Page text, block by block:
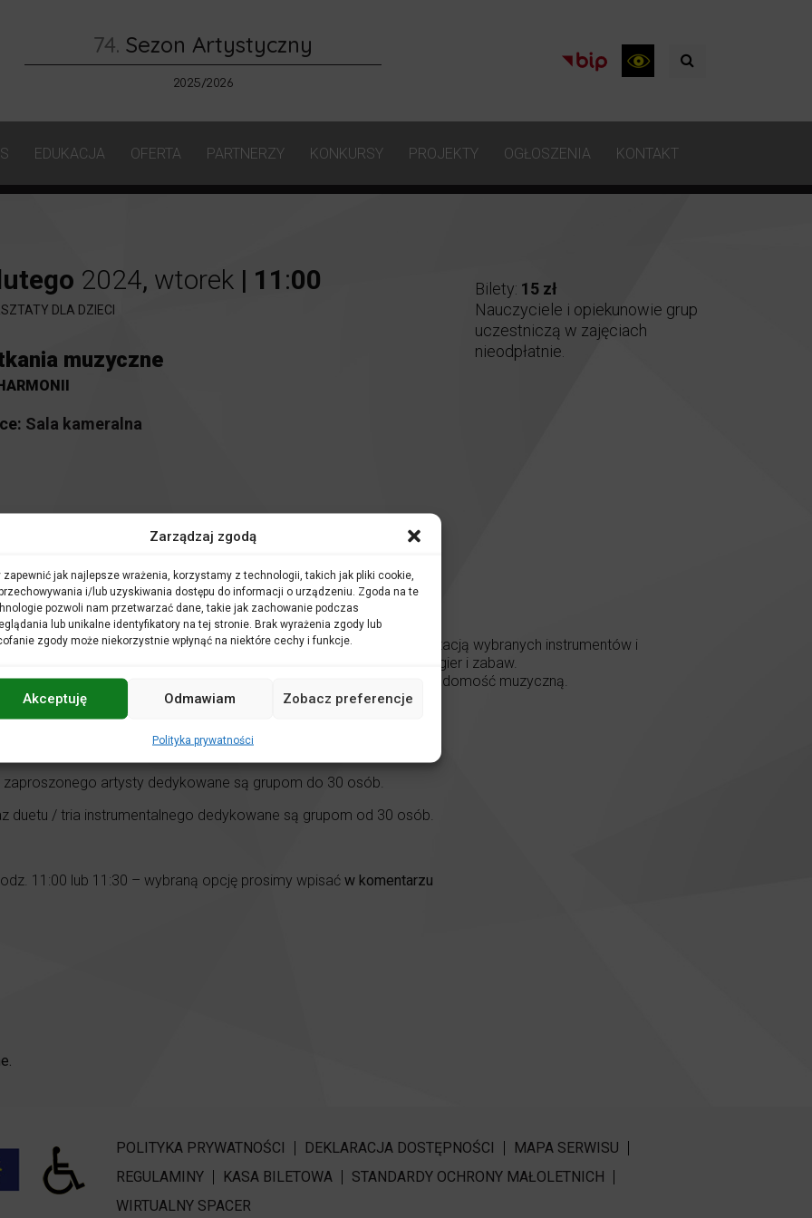
Zarządzaj zgodą
zapewnić jak najlepsze wrażenia, korzystamy z technologii, takich jak pliki cookie,
i/lub uzyskiwania dostępu do informacji o urządzeniu. Zgoda na te
pozwoli nam przetwarzać dane, takie jak zachowanie podczas
lub unikalne identyfikatory na tej stronie. Brak wyrażenia zgody lub
zgody może niekorzystnie wpłynąć na niektóre cechy i funkcje.
Akceptuję Odmawiam Zobacz preferencje
Polityka prywatności
74. Sezon Artystyczny
2025/2026
EDUKACJA OFERTA PARTNERZY KONKURSY PROJEKTY OGŁOSZENIA KONTAKT
2024, wtorek | 11 :00
DLA DZIECI
muzyczne
Sala kameralna
Bilety: 15 zł
Nauczyciele i opiekunowie grup
uczestniczą w zajęciach
nieodpłatnie.
tam gra. A co dokładnie?
kameralnej Filharmonii Opolskiej. Zajęcia urozmaicone są prezentacją wybranych instrumentów i
– gdy będzie zbyt poważnie zabieramy Was w świat muzycznych gier i zabaw.
czas, aby dać się porwać dźwiękom i odnaleźć swoją świadomość muzyczną.
na jednorazową wizytę.
możliwość jej zwiedzenia.
artysty dedykowane są grupom do 30 osób.
duetu / tria instrumentalnego dedykowane są grupom od 30 osób.
11:00 lub 11:30 – wybraną opcję prosimy wpisać w komentarzu
POLITYKA PRYWATNOŚCI DEKLARACJA DOSTĘPNOŚCI
MAPA SERWISU
REGULAMINY
KASA BILETOWA
STANDARDY OCHRONY MAŁOLETNICH
WIRTUALNY SPACER